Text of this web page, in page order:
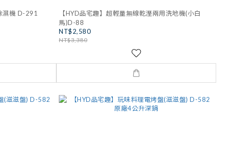
濕機 D-291
【HYD品宅趣】超輕量無線乾溼兩用洗地機(小白
馬)D-88
NT$2,580
NT$3,380